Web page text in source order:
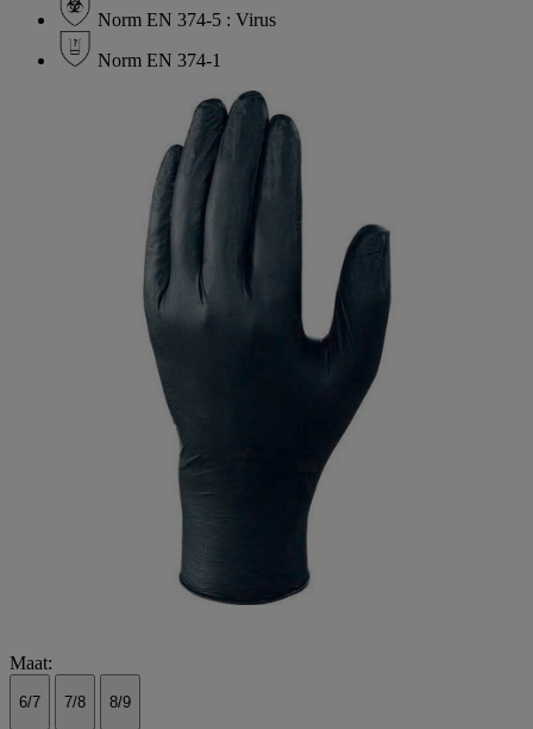
Norm EN 374-5 : Virus
Norm EN 374-1
Maat:
6/7 7/8 8/9